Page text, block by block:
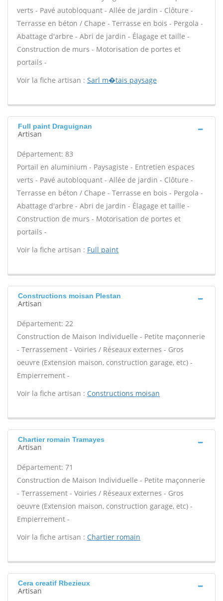
verts - Pavé autobloquant - Allée de jardin - Clôture -
Terrasse en béton / Chape - Terrasse en bois - Pergola -
Abattage d'arbre - Abri de jardin - Élagage et taille -
Construction de murs - Motorisation de portes et
portails -
Voir la fiche artisan : Sarl m�tais paysage
Full paint Draguignan
Artisan
Département: 83
Portail en aluminium - Paysagiste - Entretien espaces
verts - Pavé autobloquant - Allée de jardin - Clôture -
Terrasse en béton / Chape - Terrasse en bois - Pergola -
Abattage d'arbre - Abri de jardin - Élagage et taille -
Construction de murs - Motorisation de portes et
portails -
Voir la fiche artisan : Full paint
Constructions moisan Plestan
Artisan
Département: 22
Construction de Maison Individuelle - Petite maçonnerie
- Terrassement - Voiries / Réseaux externes - Gros
oeuvre (Extension maison, construction garage, etc) -
Empierrement -
Voir la fiche artisan : Constructions moisan
Chartier romain Tramayes
Artisan
Département: 71
Construction de Maison Individuelle - Petite maçonnerie
- Terrassement - Voiries / Réseaux externes - Gros
oeuvre (Extension maison, construction garage, etc) -
Empierrement -
Voir la fiche artisan : Chartier romain
Cera creatif Rbezieux
Artisan